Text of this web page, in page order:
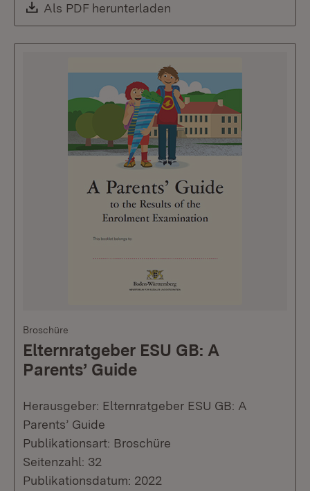
Download:
Als PDF herunterladen
Broschüre
Elternratgeber ESU GB: A
Parents’ Guide
Herausgeber: Elternratgeber ESU GB: A
Parents’ Guide
Publikationsart: Broschüre
Seitenzahl: 32
Publikationsdatum: 2022